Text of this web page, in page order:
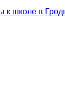
к школе в